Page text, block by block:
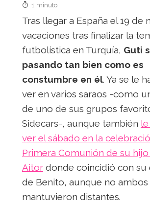
1 minuto
Tras llegar a España el 19 de
vacaciones tras finalizar la
futbolística en Turquía, Guti
pasando tan bien como es
constumbre en él. Ya se le
ver en varios saraos -como
de uno de sus grupos
Sidecars-, aunque también
ver el sábado en la
Primera Comunión de su
Aitor donde coincidió con su
de Benito, aunque no ambos
mantuvieron distantes.